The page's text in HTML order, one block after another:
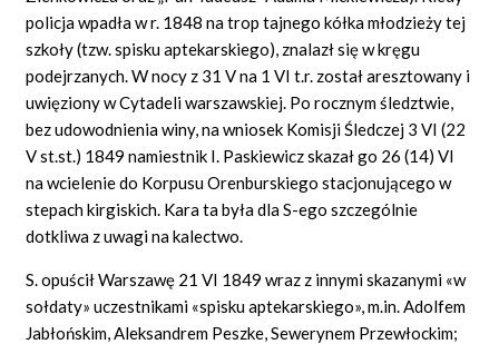
policja wpadła w r. 1848 na trop tajnego kółka młodzieży tej
szkoły (tzw. spisku aptekarskiego), znalazł się w kręgu
podejrzanych. W nocy z 31 V na 1 VI t.r. został aresztowany i
uwięziony w Cytadeli warszawskiej. Po rocznym śledztwie,
bez udowodnienia winy, na wniosek Komisji Śledczej 3 VI (22
V st.st.) 1849 namiestnik I. Paskiewicz skazał go 26 (14) VI
na wcielenie do Korpusu Orenburskiego stacjonującego w
stepach kirgiskich. Kara ta była dla S-ego szczególnie
dotkliwa z uwagi na kalectwo.
S. opuścił Warszawę 21 VI 1849 wraz z innymi skazanymi «w
sołdaty» uczestnikami «spiskuaptekarskiego»,m.in. Adolfem
Jabłońskim, Aleksandrem Peszke, Sewerynem Przewłockim;